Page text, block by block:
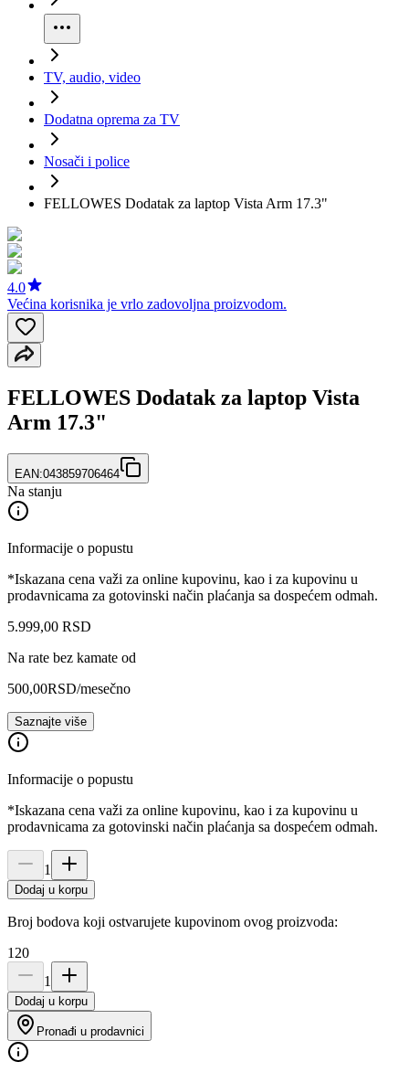
TV, audio, video
Dodatna oprema za TV
Nosači i police
FELLOWES Dodatak za laptop Vista Arm 17.3"
4.0
Većina korisnika je vrlo zadovoljna proizvodom.
FELLOWES Dodatak za laptop Vista
Arm 17.3"
EAN:043859706464
Na stanju
Informacije o popustu
*Iskazana cena važi za online kupovinu, kao i za kupovinu u
prodavnicama za gotovinski način plaćanja sa dospećem odmah.
5.999,00 RSD
Na rate bez kamate od
500,00RSD/mesečno
Saznajte više
Informacije o popustu
*Iskazana cena važi za online kupovinu, kao i za kupovinu u
prodavnicama za gotovinski način plaćanja sa dospećem odmah.
1
Dodaj u korpu
Broj bodova koji ostvarujete kupovinom ovog proizvoda:
120
1
Dodaj u korpu
Pronađi u prodavnici